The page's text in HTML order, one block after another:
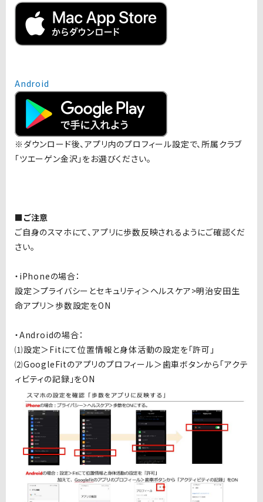
Android
※ダウンロード後、アプリ内のプロフィール設定で、所属クラブ
「ツエーゲン金沢」をお選びください。
■ご注意
ご自身のスマホにて、アプリに歩数反映されるようにご確認くだ
さい。
・iPhoneの場合：
設定＞プライバシーとセキュリティ＞ヘルスケア>明治安田生
命アプリ＞歩数設定をON
・Androidの場合：
⑴設定＞Fitにて位置情報と身体活動の設定を「許可」
⑵GoogleFitのアプリのプロフィール＞歯車ボタンから「アクテ
ィビティの記録」をON